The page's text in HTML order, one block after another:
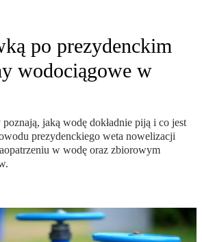
po prezydenckim
wodociągowe w
jaką wodę dokładnie piją i co jest
prezydenckiego weta nowelizacji
w wodę oraz zbiorowym